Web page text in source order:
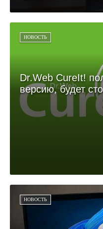
НОВОСТЬ
Dr.Web CureIt!
версию, будет
НОВОСТЬ